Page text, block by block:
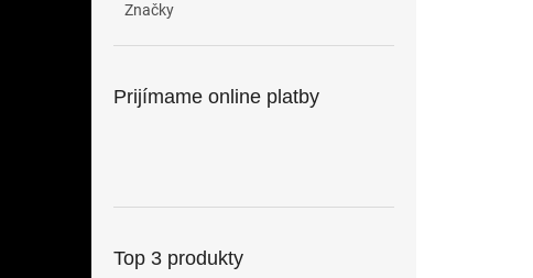
Značky
Prijímame online platby
Top 3 produkty